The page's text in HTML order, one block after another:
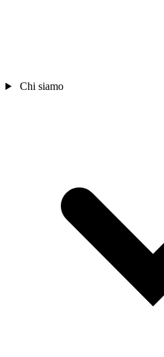
Chi siamo